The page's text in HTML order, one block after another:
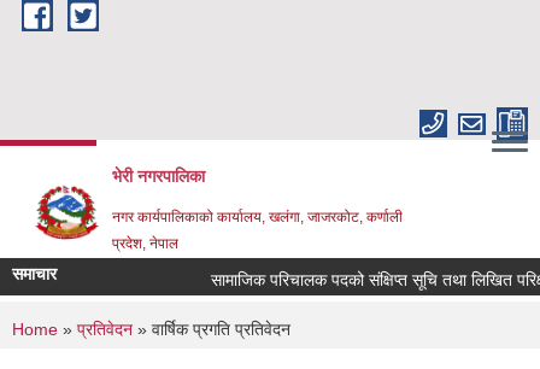
Skip to main content
भेरी नगरपालिका
नगर कार्यपालिकाको कार्यालय, खलंगा, जाजरकोट, कर्णाली
प्रदेश, नेपाल
समाचार सामाजिक परिचालक पदको संक्षिप्त सूचि तथा लिखित परिक्षा
You are here
Home » प्रतिवेदन » वार्षिक प्रगति प्रतिवेदन